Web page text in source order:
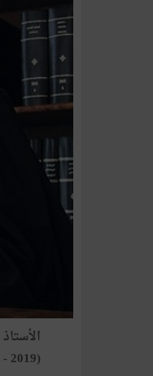
(2019 - 2022) هو واحد من أبرز وجوه قطاع المحاماة في تونس منذ أن اختار هذه المهنة النبيلة في سنة 1977.